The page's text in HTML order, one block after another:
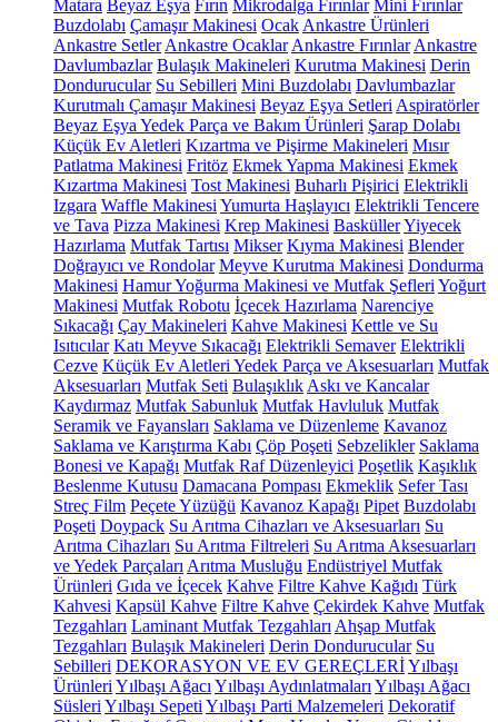
Matara Beyaz Eşya Fırın Mikrodalga Fırınlar Mini Fırınlar
Buzdolabı Çamaşır Makinesi Ocak Ankastre Ürünleri
Ankastre Setler Ankastre Ocaklar Ankastre Fırınlar Ankastre
Davlumbazlar Bulaşık Makineleri Kurutma Makinesi Derin
Dondurucular Su Sebilleri Mini Buzdolabı Davlumbazlar
Kurutmalı Çamaşır Makinesi Beyaz Eşya Setleri Aspiratörler
Beyaz Eşya Yedek Parça ve Bakım Ürünleri Şarap Dolabı
Küçük Ev Aletleri Kızartma ve Pişirme Makineleri Mısır
Patlatma Makinesi Fritöz Ekmek Yapma Makinesi Ekmek
Kızartma Makinesi Tost Makinesi Buharlı Pişirici Elektrikli
Izgara Waffle Makinesi Yumurta Haşlayıcı Elektrikli Tencere
ve Tava Pizza Makinesi Krep Makinesi BasküllerYiyecek
Hazırlama Mutfak Tartısı Mikser Kıyma Makinesi Blender
Doğrayıcı ve Rondolar Meyve Kurutma Makinesi Dondurma
Makinesi Hamur Yoğurma Makinesi ve Mutfak Şefleri Yoğurt
Makinesi Mutfak Robotu İçecek Hazırlama Narenciye
Sıkacağı Çay Makineleri Kahve Makinesi Kettle ve Su
Isıtıcılar Katı Meyve Sıkacağı Elektrikli Semaver Elektrikli
Cezve Küçük Ev Aletleri Yedek Parça ve Aksesuarları Mutfak
Aksesuarları Mutfak Seti Bulaşıklık Askı ve Kancalar
Kaydırmaz Mutfak Sabunluk Mutfak Havluluk Mutfak
Seramik ve Fayansları Saklama ve Düzenleme Kavanoz
Saklama ve Karıştırma Kabı Çöp Poşeti Sebzelikler Saklama
Bonesi ve Kapağı Mutfak Raf Düzenleyici Poşetlik Kaşıklık
Beslenme Kutusu Damacana Pompası Ekmeklik Sefer Tası
Streç Film Peçete Yüzüğü Kavanoz Kapağı Pipet Buzdolabı
Poşeti Doypack Su Arıtma Cihazları ve Aksesuarları Su
Arıtma Cihazları Su Arıtma Filtreleri Su Arıtma Aksesuarları
ve Yedek Parçaları Arıtma Musluğu Endüstriyel Mutfak
Ürünleri Gıda ve İçecek Kahve Filtre Kahve Kağıdı Türk
Kahvesi Kapsül Kahve Filtre Kahve Çekirdek Kahve Mutfak
Tezgahları Laminant Mutfak Tezgahları Ahşap Mutfak
Tezgahları Bulaşık Makineleri Derin Dondurucular Su
Sebilleri DEKORASYON VE EV GEREÇLERİYılbaşı
Ürünleri Yılbaşı Ağacı Yılbaşı Aydınlatmaları Yılbaşı Ağacı
Süsleri Yılbaşı Sepeti Yılbaşı Parti Malzemeleri Dekoratif